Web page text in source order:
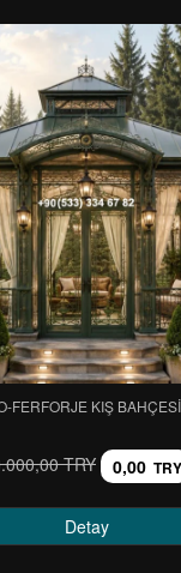
FERFORJE KIŞ
TRY 0,00 TRY
Detay